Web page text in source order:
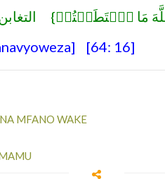
مَا ٱسۡتَطَعۡتُمۡ}
[64: 16]
MFANO WAKE